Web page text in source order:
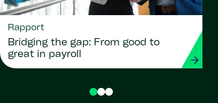
Rapport
Bridging the gap: From good to
great in payroll